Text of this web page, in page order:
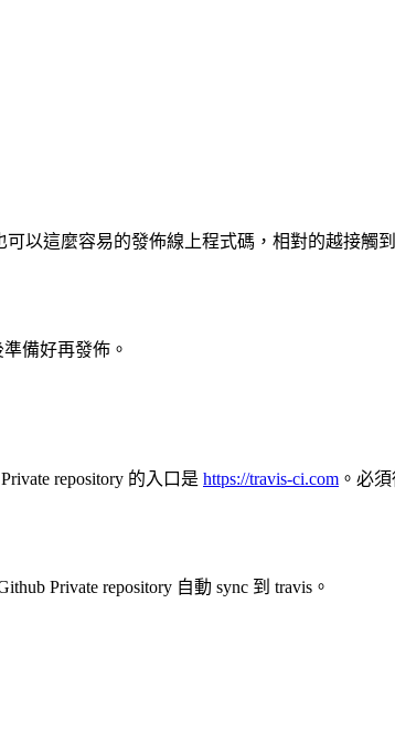
以這麼容易的發佈線上程式碼，相對的越接觸
備好再發佈。
Private repository 的入口是 https://travis-ci.com 。必
Private repository 自動 sync 到 travis。